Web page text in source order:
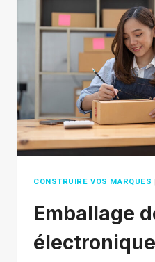
COMMENT
LES
CONNAÎTRE,
LES
OBTENIR
ET
LES
CONSERVER
DANS
VOTRE
CONSTRUIRE VOS MARQUES
Emballage